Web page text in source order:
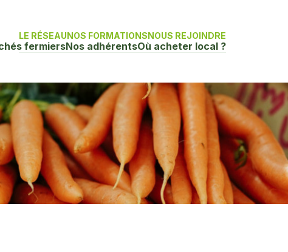
LE RÉSEAUNOS FORMATIONSNOUS REJOINDRE
fermiersNos adhérentsOù acheter local ?